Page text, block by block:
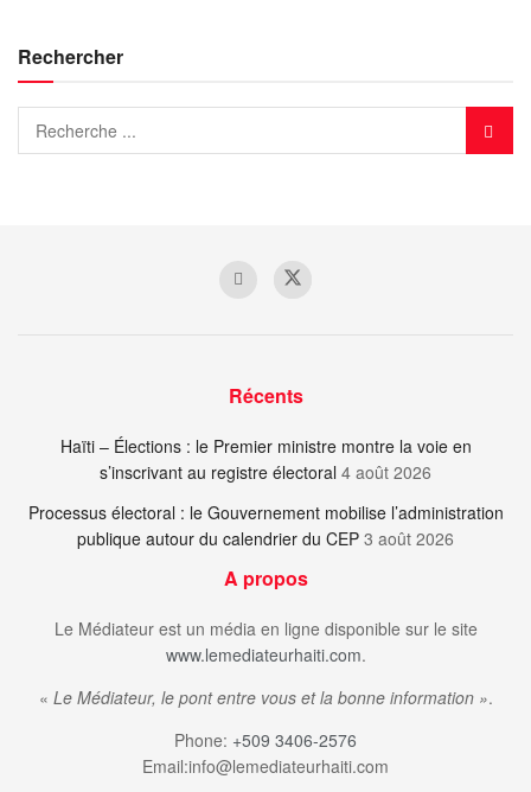
Rechercher
Récents
Haïti – Élections : le Premier ministre montre la voie en
s’inscrivant au registre électoral 4 août 2026
Processus électoral : le Gouvernement mobilise l’administration
publique autour du calendrier du CEP 3 août 2026
A propos
Le Médiateur est un média en ligne disponible sur le site
www.lemediateurhaiti.com.
« Le Médiateur, le pont entre vous et la bonne information ».
Phone: +509 3406-2576
Email:info@lemediateurhaiti.com